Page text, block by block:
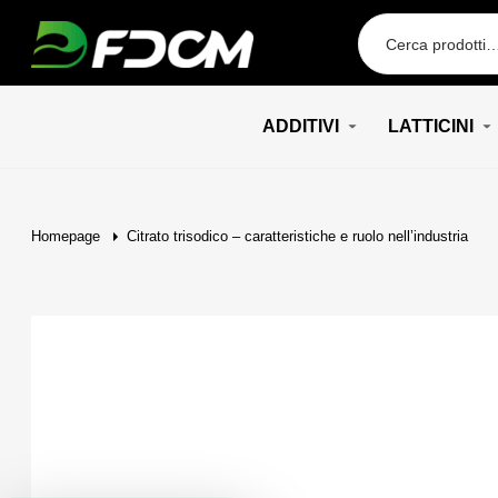
ADDITIVI LATTICINI
Homepage Citrato trisodico – caratteristiche e ruolo nell’industria